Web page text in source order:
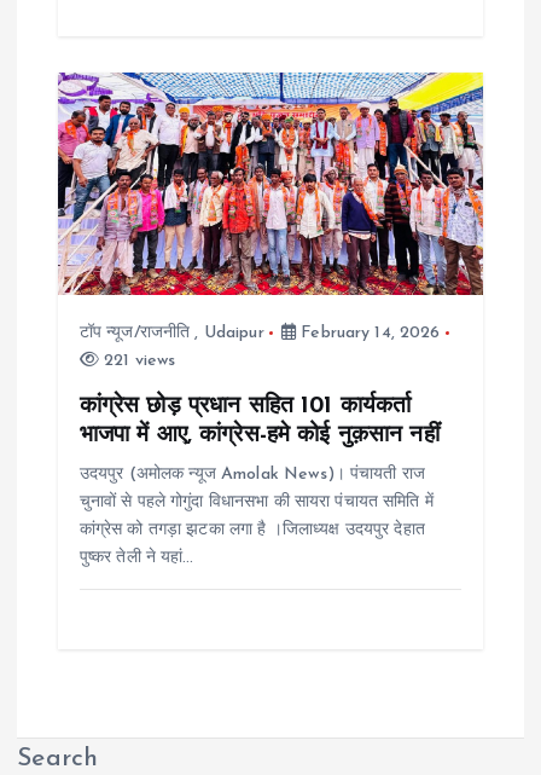
टॉप न्यूज/राजनीति , Udaipur
February 14, 2026
221 views
कांग्रेस छोड़ प्रधान सहित 101 कार्यकर्ता
भाजपा में आए, कांग्रेस-हमे कोई नुक़सान नहीं
उदयपुर (अमोलक न्यूज Amolak News)। पंचायती राज
चुनावों से पहले गोगुंदा विधानसभा की सायरा पंचायत समिति में
कांग्रेस को तगड़ा झटका लगा है ।जिलाध्यक्ष उदयपुर देहात
पुष्कर तेली ने यहां…
Search